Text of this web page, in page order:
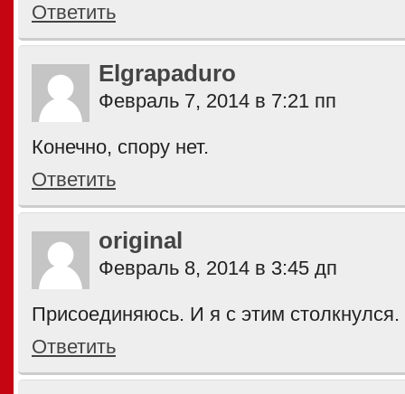
Ответить
Elgrapaduro
Февраль 7, 2014 в 7:21 пп
Конечно, спору нет.
Ответить
original
Февраль 8, 2014 в 3:45 дп
Присоединяюсь. И я с этим столкнулся.
Ответить